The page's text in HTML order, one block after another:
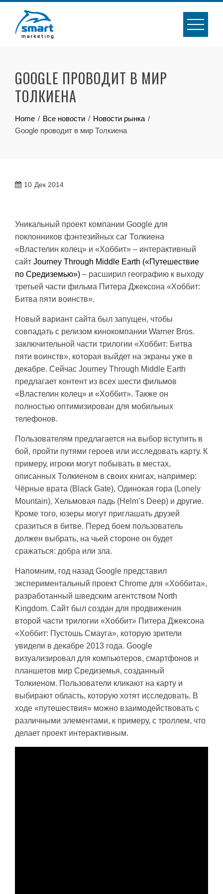
content
GOOGLE ПРОВОДИТ В МИР
ТОЛКИЕНА
Home Все новости
Новости рынка
Google проводит в мир Толкиена
10 Дек 2014
Уникальный проект компании Google для
поклонников фэнтезийных саг Толкиена
«Властелин колец» и «Хоббит» – интерактивный
сайт Journey Through Middle Earth («Путешествие
по Средиземью») – расширил географию к выходу
третьей части фильма Питера Джексона «Хоббит:
Битва пяти воинств».
Новый вариант сайта был запущен, чтобы
совпадать с релизом кинокомпании Warner Bros.
заключительной части трилогии «Хоббит: Битва
пяти воинств», которая выйдет на экраны уже в
декабре. Сейчас Journey Through Middle Earth
предлагает контент из всех шести фильмов
«Властелин колец» и «Хоббит». Также он
полностью оптимизирован для мобильных
телефонов.
Пользователям предлагается на выбор вступить в
бой, пройти путями героев или исследовать карту. К
примеру, игроки могут побывать в местах,
описанных Толкиеном в своих книгах, например:
Чёрные врата (Black Gate), Одинокая гора (Lonely
Mountain), Хельмовая падь (Helm’s Deep) и другие.
Кроме того, юзеры могут приглашать друзей
сразиться в битве. Перед боем пользователь
должен выбрать, на чьей стороне он будет
сражаться: добра или зла.
Напомним, год назад Google представил
экспериментальный проект Chrome для «Хоббита»,
разработанный шведским агентством North
Kingdom. Сайт был создан для продвижения
второй части трилогии «Хоббит» Питера Джексона
«Хоббит: Пустошь Смауга», которую зрители
увидели в декабре 2013 года. Google
визуализировал для компьютеров, смартфонов и
планшетов мир Средиземья, созданный
Толкиеном. Пользователи кликают на карту и
выбирают область, которую хотят исследовать. В
ходе «путешествия» можно взаимодействовать с
различными элементами, к примеру, с троллем, что
делает проект интерактивным.